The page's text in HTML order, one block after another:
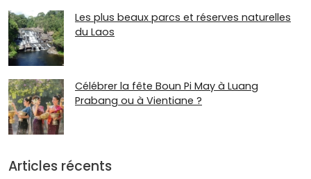
Les plus beaux parcs et réserves naturelles
du Laos
Célébrer la fête Boun Pi May à Luang
Prabang ou à Vientiane ?
Articles récents